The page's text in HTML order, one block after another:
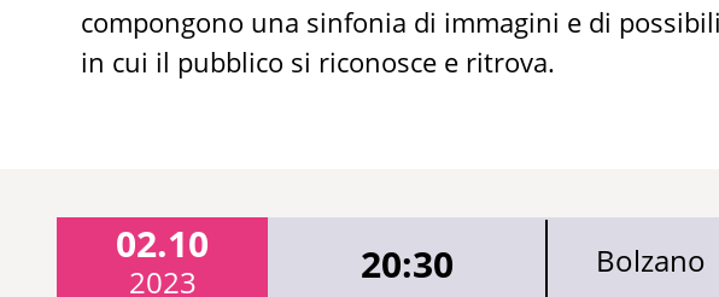
compongono una sinfonia di immagini e di
in cui il pubblico si riconosce e ritrova.
02.10
2023 20:30 Bolzano